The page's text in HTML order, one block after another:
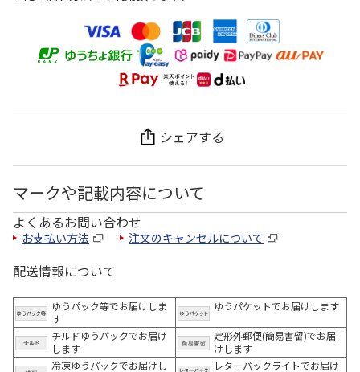
シェアする
マークや記載内容について
よくあるお問い合わせ
お支払い方法 注文のキャンセルについて
配送情報について
ゆうパック等でお届けしま
す
ゆうパケットでお届けします
チルドゆうパックでお届け
します
定形外郵便(簡易書留)でお届
けします
冷凍ゆうパックでお届けし
レターパックライトでお届け